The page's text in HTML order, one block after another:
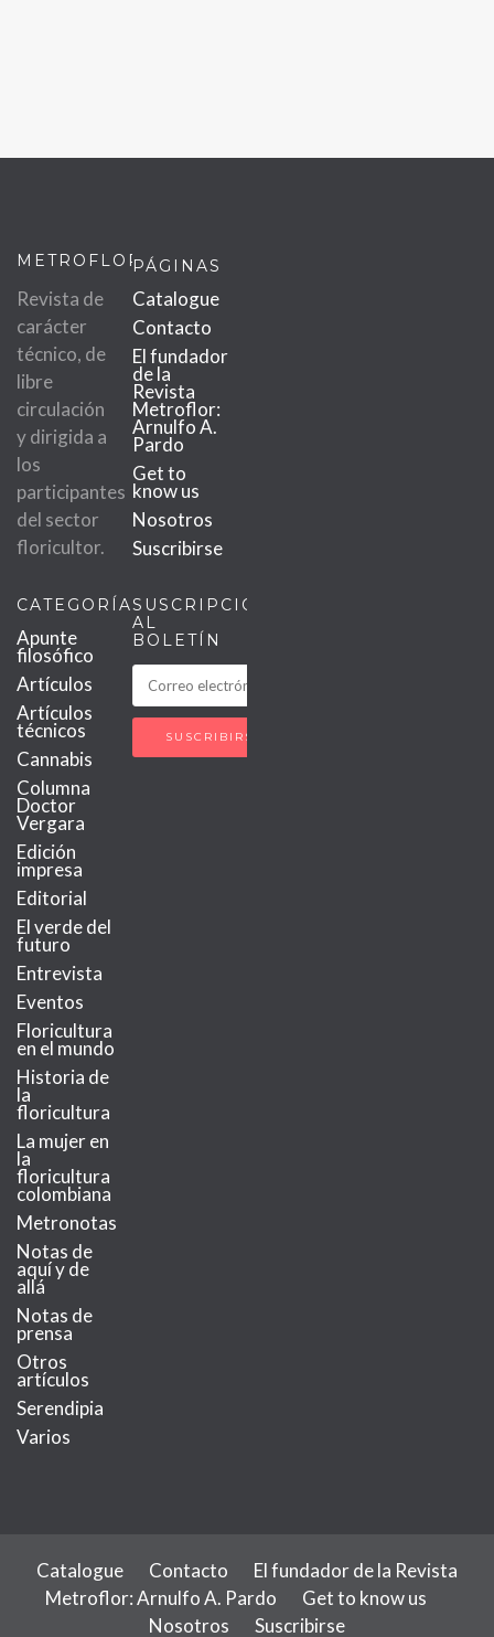
METROFLOR
Revista de
carácter
técnico, de
libre
circulación
y dirigida a
los
participantes
del sector
floricultor.
PÁGINAS
Catalogue
Contacto
El fundador
de la
Revista
Metroflor:
Arnulfo A.
Pardo
Get to
know us
Nosotros
Suscribirse
CATEGORÍAS
Apunte
filosófico
Artículos
Artículos
técnicos
Cannabis
Columna
Doctor
Vergara
Edición
impresa
Editorial
El verde del
futuro
Entrevista
Eventos
Floricultura
en el mundo
Historia de
la
floricultura
La mujer en
la
floricultura
colombiana
Metronotas
Notas de
aquí y de
allá
Notas de
prensa
Otros
artículos
Serendipia
Varios
SUSCRIPCIÓN
AL
BOLETÍN
Catalogue Contacto
El fundador de la Revista
Metroflor: Arnulfo A. Pardo
Get to know us
Nosotros
Suscribirse
MetroChat